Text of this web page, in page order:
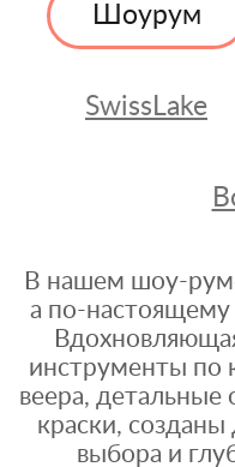
Шоурум
SwissLake
В нашем шоу-
а по-настоящему
инструменты по
веера, детальные
краски, созданы
выбора и